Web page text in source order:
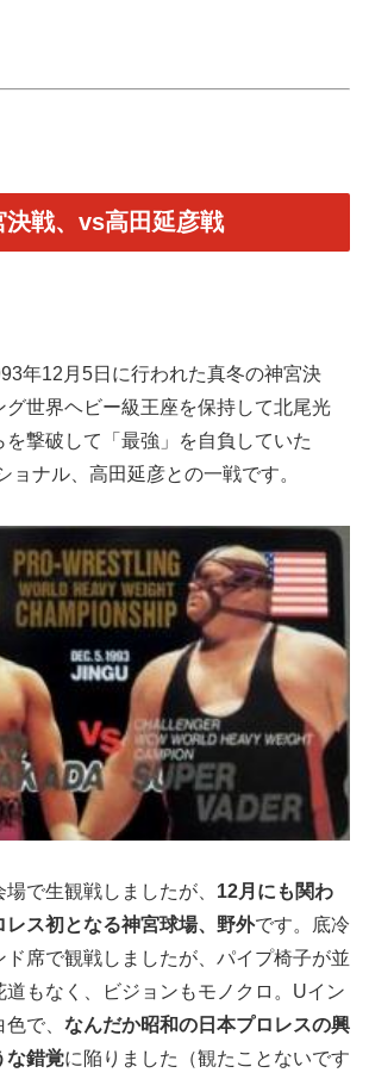
決戦、vs高田延彦戦
年12月5日に行われた真冬の神宮決
グ世界ヘビー級王座を保持して北尾光
撃破して「最強」を自負していた
ョナル、高田延彦との一戦です。
で生観戦しましたが、 12月にも関わ
レス初となる神宮球場、野外です。底冷
ド席で観戦しましたが、パイプ椅子が並
道もなく、ビジョンもモノクロ。Uイン
で、 なんだか昭和の日本プロレスの興
な錯覚に陥りました（観たことないです